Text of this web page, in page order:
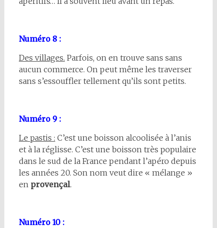
Numéro 8 :
Des villages. Parfois, on en trouve sans sans
aucun commerce. On peut même les traverser
sans s’essouffler tellement qu’ils sont petits.
Numéro 9 :
Le pastis : C’est une boisson alcoolisée à l’anis
et à la réglisse. C’est une boisson très populaire
dans le sud de la France pendant l’apéro depuis
les années 20. Son nom veut dire « mélange »
en provençal.
Numéro 10 :